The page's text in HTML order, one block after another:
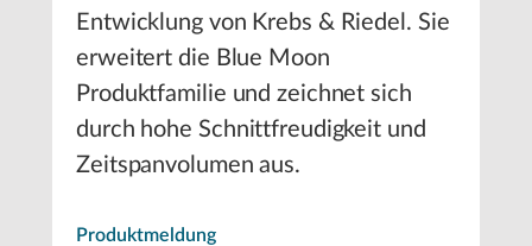
Entwicklung von Krebs & Riedel. Sie
erweitert die Blue Moon
Produktfamilie und zeichnet sich
durch hohe Schnittfreudigkeit und
Zeitspanvolumen aus.
Produktmeldung